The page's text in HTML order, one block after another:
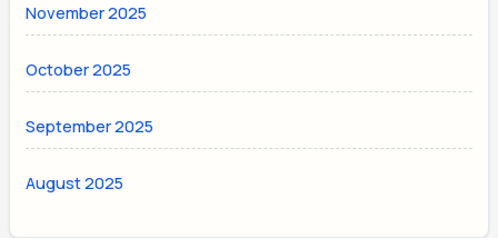
November 2025
October 2025
September 2025
August 2025